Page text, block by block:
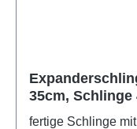
35cm, Schlinge
(06.3035.72-50)
fertige Schlinge